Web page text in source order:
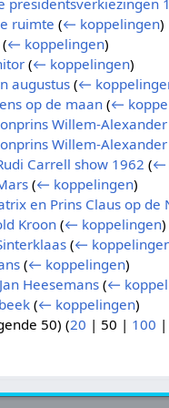
presidentsverkiezingen
ruimte (← koppelingen)
(← koppelingen)
(← koppelingen)
augustus (←
op de maan (←
Willem-
Willem-
Carrell show 1962 (←
(← koppelingen)
en Prins Claus op
Kroon (← koppelingen)
(←
(← koppelingen)
Heesemans (←
(← koppelingen)
50) (20 | 50 | 100